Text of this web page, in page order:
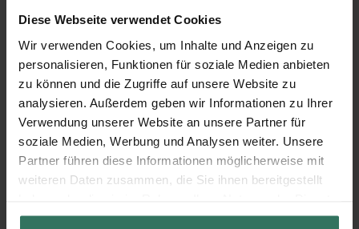
Diese Webseite verwendet Cookies
Wir verwenden Cookies, um Inhalte und Anzeigen zu
personalisieren, Funktionen für soziale Medien anbieten
zu können und die Zugriffe auf unsere Website zu
analysieren. Außerdem geben wir Informationen zu Ihrer
Verwendung unserer Website an unsere Partner für
soziale Medien, Werbung und Analysen weiter. Unsere
Partner führen diese Informationen möglicherweise mit
weiteren Daten zusammen, die Sie ihnen bereitgestellt
gesammelt haben.
Dat Fährhus Bestattungen
Martin-Luther-Str 20
34359 Reinhardshagen